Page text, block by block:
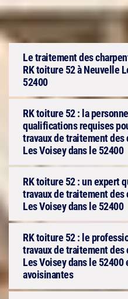
Le traitement des
RK toiture 52 à Neuvelle
52400
RK toiture 52 : la
qualifications requises
travaux de traitement des
Les Voisey dans le 52400
RK toiture 52 : un expert
travaux de traitement des
Les Voisey dans le 52400
RK toiture 52 : le
travaux de traitement des
Les Voisey dans le
avoisinantes